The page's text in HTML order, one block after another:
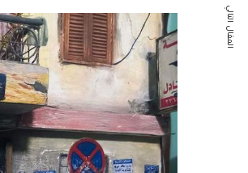
المقال التالي